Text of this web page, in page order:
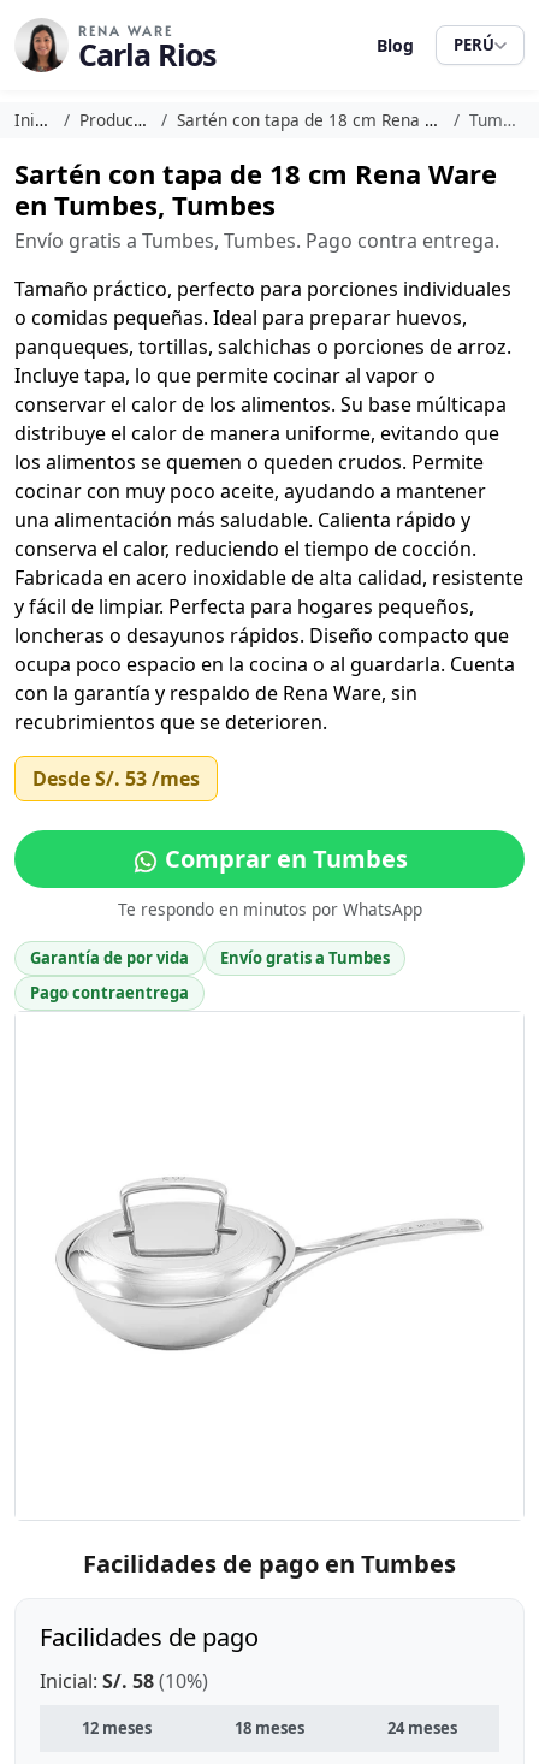
RENA WARE
Carla Rios Blog PERÚ
Inicio Productos Sartén con tapa de 18 cm Rena Ware Tumbes
Sartén con tapa de 18 cm Rena Ware
en Tumbes, Tumbes
Envío gratis a Tumbes, Tumbes. Pago contra entrega.
Tamaño práctico, perfecto para porciones individuales
o comidas pequeñas. Ideal para preparar huevos,
panqueques, tortillas, salchichas o porciones de arroz.
Incluye tapa, lo que permite cocinar al vapor o
conservar el calor de los alimentos. Su base múlticapa
distribuye el calor de manera uniforme, evitando que
los alimentos se quemen o queden crudos. Permite
cocinar con muy poco aceite, ayudando a mantener
una alimentación más saludable. Calienta rápido y
conserva el calor, reduciendo el tiempo de cocción.
Fabricada en acero inoxidable de alta calidad, resistente
y fácil de limpiar. Perfecta para hogares pequeños,
loncheras o desayunos rápidos. Diseño compacto que
ocupa poco espacio en la cocina o al guardarla. Cuenta
con la garantía y respaldo de Rena Ware, sin
recubrimientos que se deterioren.
DesdeS/. 53/mes
Comprar en Tumbes
Te respondo en minutos por WhatsApp
Garantía de por vida
Envío gratis a Tumbes
Pago contraentrega
Facilidades de pago en Tumbes
Facilidades de pago
Inicial: S/. 58(10%)
12 meses 18 meses 24 meses